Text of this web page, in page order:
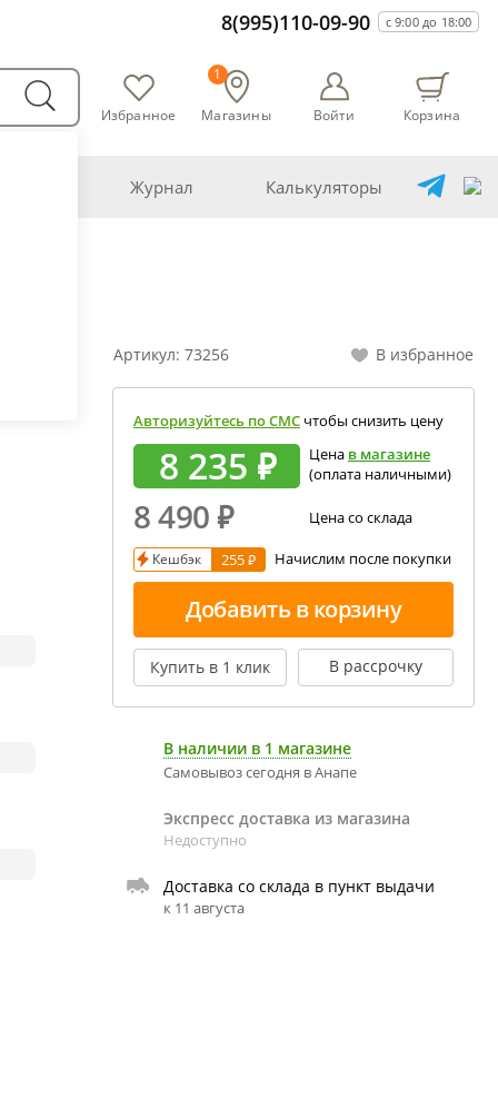
8(995)110-09-90 с 9:00 до 18:00
Избранное Магазины
1
Войти Корзина
Журнал Калькуляторы
перегонка спирта-сырца
сахара глюкозой (декстрозой)
абсолютного спирта и отбора голов
показаний ареометра
и испарение сусла
алкоголя в пиве
В избранное
Артикул: 73256
Авторизуйтесь по СМС чтобы снизить цену
8 235 ₽ Цена в магазине
(оплата наличными)
8 490 ₽ Цена со склада
Кешбэк 255 ₽ Начислим после покупки
Добавить в корзину
Купить в 1 клик В рассрочку
В наличии в 1 магазине
Самовывоз сегодня в Анапе
Экспресс доставка из магазина
Недоступно
Доставка со склада в пункт выдачи
к 11 августа